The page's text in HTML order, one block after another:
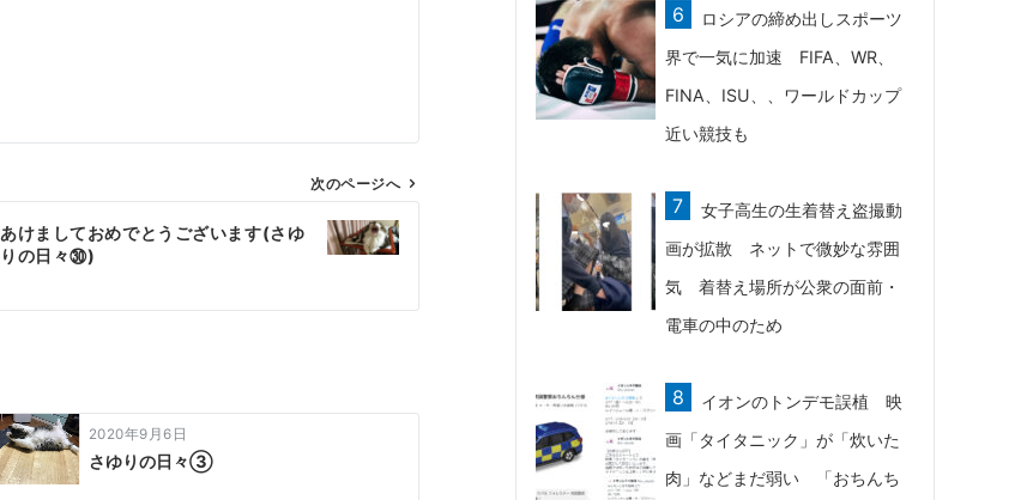
次のページへ
あけましておめでとうございます(さゆ
りの日々㉚)
2020年9月6日
さゆりの日々③
ロシアの締め出しスポーツ
界で一気に加速 FIFA、WR、
FINA、ISU、、ワールドカップ
近い競技も
女子高生の生着替え盗撮動
画が拡散 ネットで微妙な雰囲
気 着替え場所が公衆の面前・
電車の中のため
イオンのトンデモ誤植 映
画「タイタニック」が「炊いた
肉」などまだ弱い 「おちんち